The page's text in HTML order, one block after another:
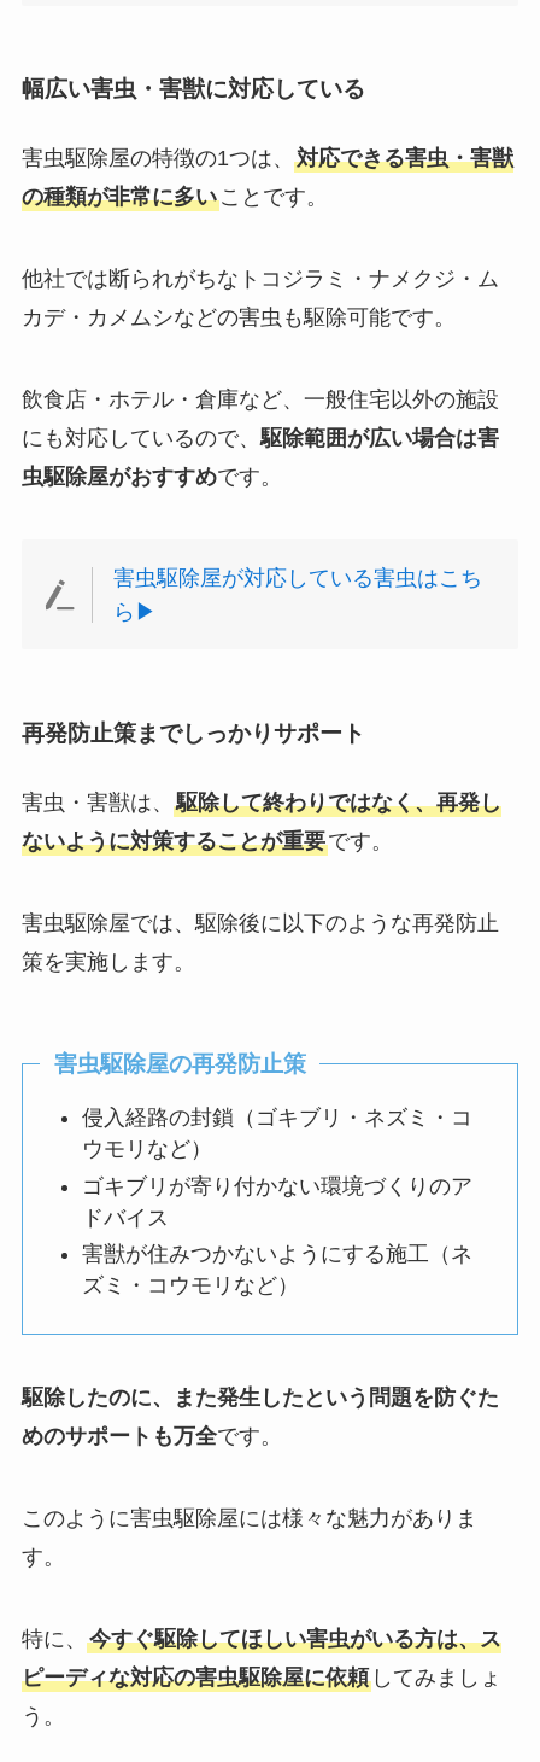
幅広い害虫・害獣に対応している
害虫駆除屋の特徴の1つは、 対応できる害虫・害獣
の種類が非常に多いことです。
他社では断られがちなトコジラミ・ナメクジ・ム
カデ・カメムシなどの害虫も駆除可能です。
飲食店・ホテル・倉庫など、一般住宅以外の施設
にも対応しているので、駆除範囲が広い場合は害
虫駆除屋がおすすめです。
害虫駆除屋が対応している害虫はこち
ら▶︎
再発防止策までしっかりサポート
害虫・害獣は、 駆除して終わりではなく、再発し
ないように対策することが重要です。
害虫駆除屋では、駆除後に以下のような再発防止
策を実施します。
害虫駆除屋の再発防止策
侵入経路の封鎖（ゴキブリ・ネズミ・コ
ウモリなど）
ゴキブリが寄り付かない環境づくりのア
ドバイス
害獣が住みつかないようにする施工（ネ
ズミ・コウモリなど）
駆除したのに、また発生したという問題を防ぐた
めのサポートも万全です。
このように害虫駆除屋には様々な魅力がありま
す。
特に、 今すぐ駆除してほしい害虫がいる方は、ス
ピーディな対応の害虫駆除屋に依頼してみましょ
う。